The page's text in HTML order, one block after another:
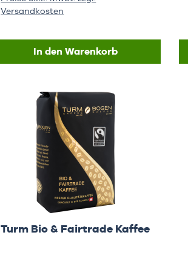
Versandkosten
In den Warenkorb
Turm Bio & Fairtrade Kaffee